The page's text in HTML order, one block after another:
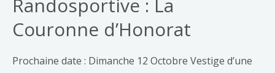
Randosportive : La
Couronne d’Honorat
Prochaine date : Dimanche 12 Octobre Vestige d’une